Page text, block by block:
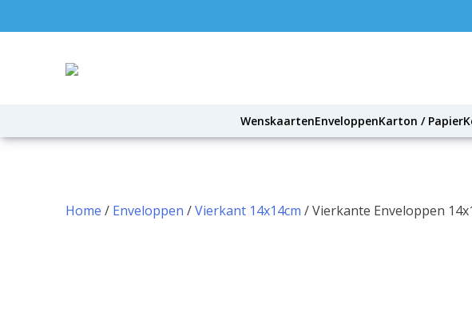
to
WenskaartenEnveloppenKarton / Papier
Home / Enveloppen /Vierkant 14x14cm / Vierkante Enveloppen